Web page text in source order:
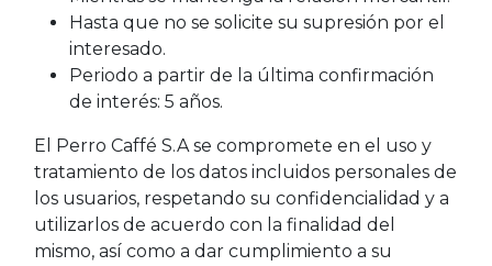
Hasta que no se solicite su supresión por el
interesado.
Periodo a partir de la última confirmación
de interés: 5 años.
El Perro Caffé S.A se compromete en el uso y
tratamiento de los datos incluidos personales de
los usuarios, respetando su confidencialidad y a
utilizarlos de acuerdo con la finalidad del
mismo, así como a dar cumplimiento a su